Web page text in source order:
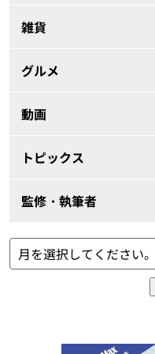
雑貨
グルメ
動画
トピックス
監修・執筆者